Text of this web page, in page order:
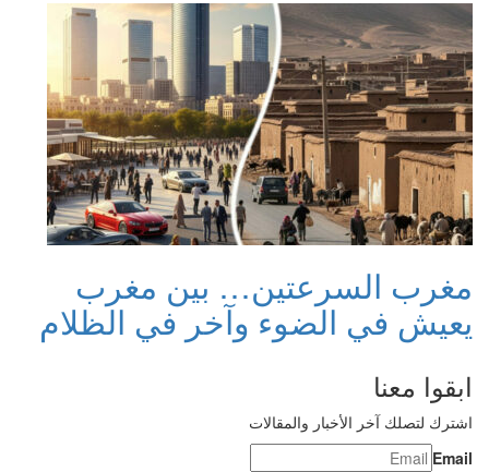
مغرب السرعتين… بين مغرب
يعيش في الضوء وآخر في الظلام
ابقوا معنا
اشترك لتصلك آخر الأخبار والمقالات
Email